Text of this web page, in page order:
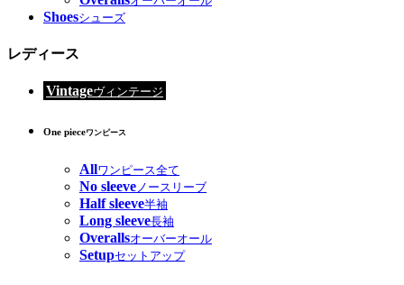
Shoesシューズ
レディース
Vintageヴィンテージ
One pieceワンピース
Allワンピース全て
No sleeveノースリーブ
Half sleeve半袖
Long sleeve長袖
Overallsオーバーオール
Setupセットアップ